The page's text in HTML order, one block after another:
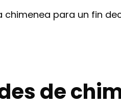
chimenea para un fin
de